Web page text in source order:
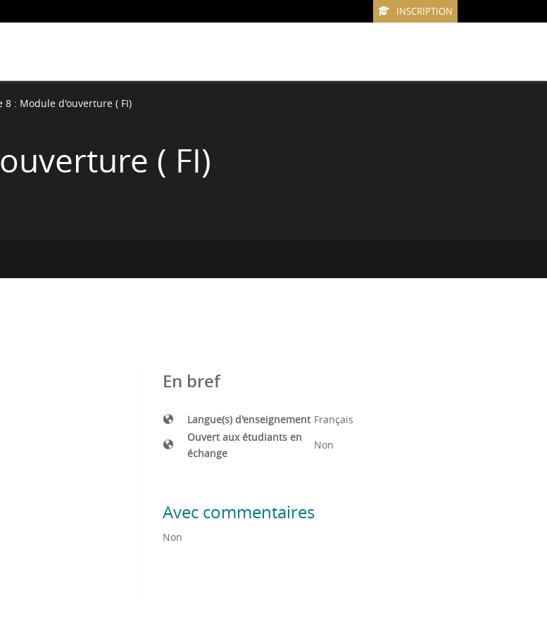
INSCRIPTION
8 : Module d'ouverture ( FI)
( FI)
En bref
Langue(s) d'enseignement Français
Ouvert aux étudiants en
échange
Non
Avec commentaires
Non